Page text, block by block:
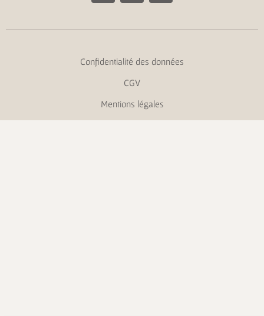
Confidentialité des données
CGV
Mentions légales